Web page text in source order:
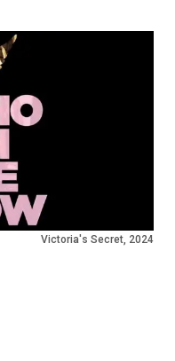
Victoria's Secret, 2024